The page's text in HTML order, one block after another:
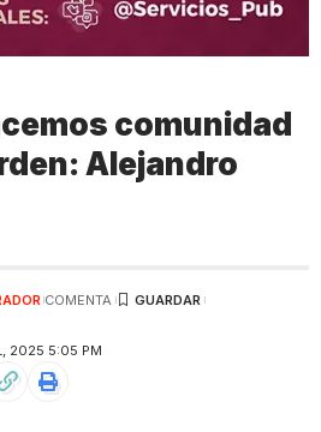
comunidad
Alejandro
2025 5:05 PM
COMENTA